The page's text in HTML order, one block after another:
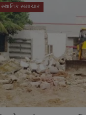
સ્થાનિક સમાચાર